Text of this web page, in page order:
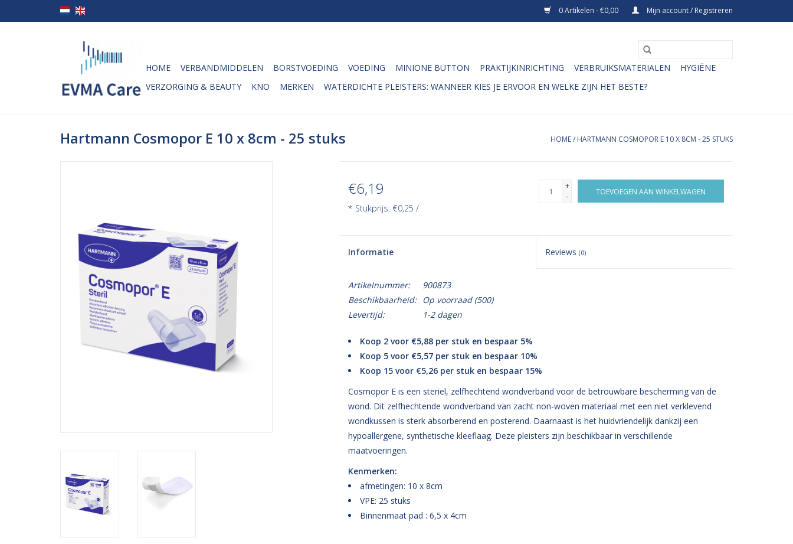
0 Artikelen - €0,00 Mijn account / Registreren
HOME VERBANDMIDDELEN BORSTVOEDING VOEDING MINIONE BUTTON PRAKTIJKINRICHTING VERBRUIKSMATERIALEN
HYGIËNE
VERZORGING & BEAUTY
KNO MERKEN WATERDICHTE PLEISTERS: WANNEER KIES JE ERVOOR EN WELKE ZIJN HET BESTE?
Hartmann Cosmopor E 10 x 8cm - 25 stuks HOME/ HARTMANN COSMOPOR E 10 X 8CM - 25 STUKS
€6,19
* Stukprijs: €0,25 /
+
-
TOEVOEGEN AAN WINKELWAGEN
Informatie Reviews(0)
Artikelnummer:
900873
Beschikbaarheid:
Op voorraad(500)
Levertijd:
1-2 dagen
Koop 2 voor €5,88 per stuk en bespaar 5%
Koop 5 voor €5,57 per stuk en bespaar 10%
Koop 15 voor €5,26 per stuk en bespaar 15%
Cosmopor E is een steriel, zelfhechtend wondverband voor de betrouwbare bescherming van de
wond. Dit zelfhechtende wondverband van zacht non-woven materiaal met een niet verklevend
wondkussen is sterk absorberend en posterend. Daarnaast is het huidvriendelijk dankzij een
hypoallergene, synthetische kleeflaag. Deze pleisters zijn beschikbaar in verschillende
maatvoeringen.
Kenmerken:
afmetingen: 10 x 8cm
VPE: 25 stuks
Binnenmaat pad : 6,5 x 4cm